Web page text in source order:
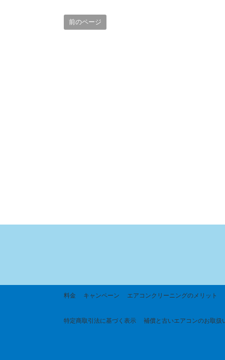
前のページ
料金 キャンペーン エアコンクリーニングのメリット
特定商取引法に基づく 表示 補償と古いエアコンのお取扱